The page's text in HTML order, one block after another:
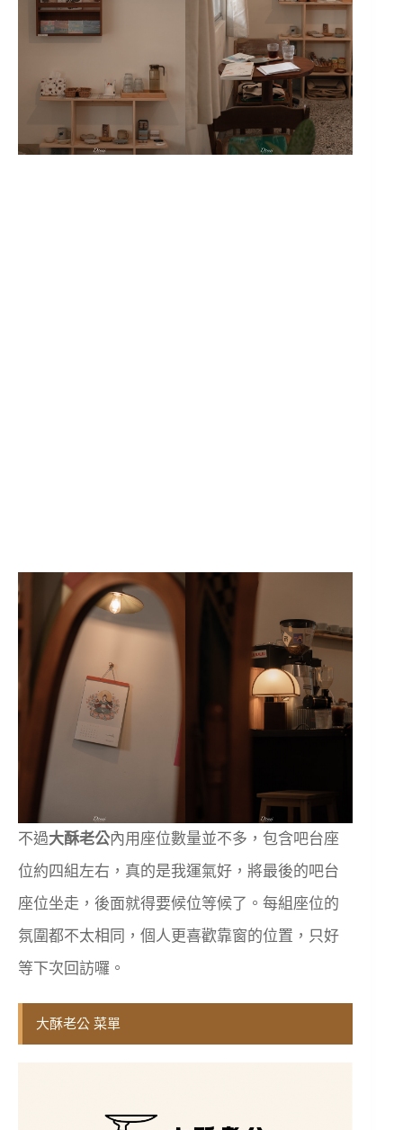
不過大酥老公內用座位數量並不多，包含吧台座
位約四組左右，真的是我運氣好，將最後的吧台
座位坐走，後面就得要候位等候了。每組座位的
氛圍都不太相同，個人更喜歡靠窗的位置，只好
等下次回訪囉。
大酥老公 菜單